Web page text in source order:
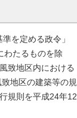
を定める政令」
わたるものを除
致地区内における
地区の建築等の規
規則を平成24年12